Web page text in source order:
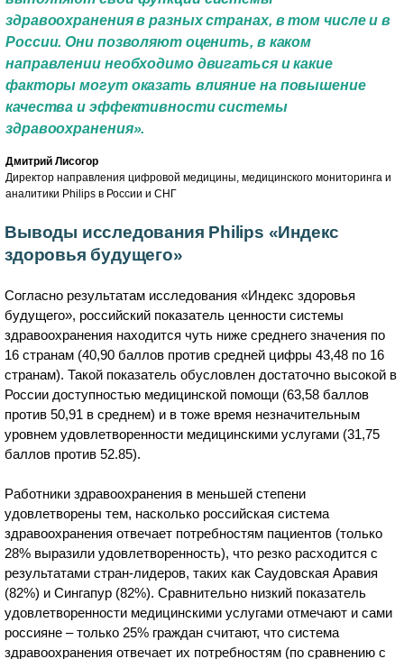
здравоохранения в разных странах, в том числе и в
России. Они позволяют оценить, в каком
направлении необходимо двигаться и какие
факторы могут оказать влияние на повышение
качества и эффективности системы
здравоохранения».
Дмитрий Лисогор
Директор направления цифровой медицины, медицинского мониторинга и
аналитики Philips в России и СНГ
Выводы исследования Philips «Индекс
здоровья будущего»
Согласно результатам исследования «Индекс здоровья
будущего», российский показатель ценности системы
здравоохранения находится чуть ниже среднего значения по
16 странам (40,90 баллов против средней цифры 43,48 по 16
странам). Такой показатель обусловлен достаточно высокой в
России доступностью медицинской помощи (63,58 баллов
против 50,91 в среднем) и в тоже время незначительным
уровнем удовлетворенности медицинскими услугами (31,75
баллов против 52.85).
Работники здравоохранения в меньшей степени
удовлетворены тем, насколько российская система
здравоохранения отвечает потребностям пациентов (только
28% выразили удовлетворенность), что резко расходится с
результатами стран-лидеров, таких как Саудовская Аравия
(82%) и Сингапур (82%). Сравнительно низкий показатель
удовлетворенности медицинскими услугами отмечают и сами
россияне – только 25% граждан считают, что система
здравоохранения отвечает их потребностям (по сравнению с